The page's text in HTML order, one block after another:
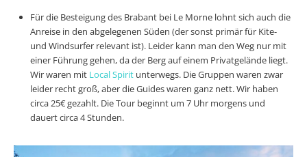
Für die Besteigung des Brabant bei Le Morne lohnt sich auch die
Anreise in den abgelegenen Süden (der sonst primär für Kite-
und Windsurfer relevant ist). Leider kann man den Weg nur mit
einer Führung gehen, da der Berg auf einem Privatgelände liegt.
Wir waren mit Local Spirit unterwegs. Die Gruppen waren zwar
leider recht groß, aber die Guides waren ganz nett. Wir haben
circa 25€ gezahlt. Die Tour beginnt um 7 Uhr morgens und
dauert circa 4 Stunden.